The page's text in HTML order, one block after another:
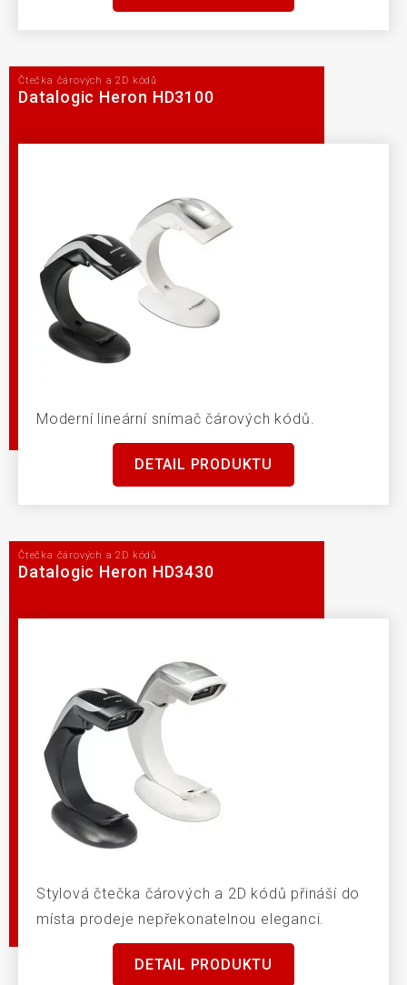
Čtečka čárových a 2D kódů
Datalogic Heron HD3100
Moderní lineární snímač čárových kódů.
DETAIL PRODUKTU
Čtečka čárových a 2D kódů
Datalogic Heron HD3430
Stylová čtečka čárových a 2D kódů přináší do
místa prodeje nepřekonatelnou eleganci.
DETAIL PRODUKTU